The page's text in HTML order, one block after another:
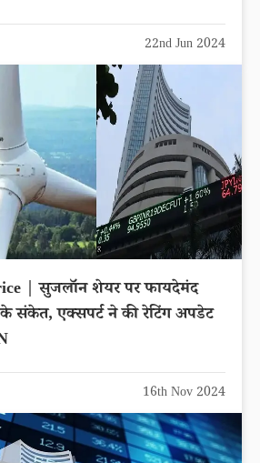
22nd Jun 2024
| सुजलॉन शेयर पर फायदेमंद
संकेत, एक्सपर्ट ने की रेटिंग अपडेट
16th Nov 2024